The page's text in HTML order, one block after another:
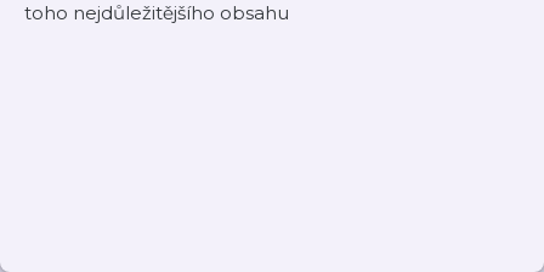
toho nejdůležitějšího obsahu